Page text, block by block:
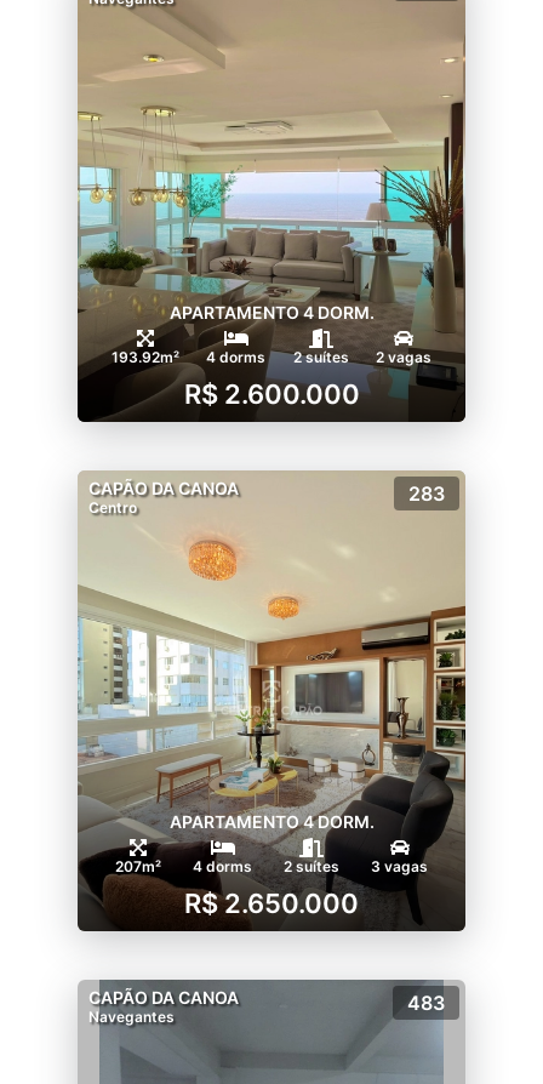
APARTAMENTO 4 DORM.
193.92m² 4 dorms 2 suítes 2 vagas
R$ 2.600.000
CAPÃO DA CANOA
Centro
283
APARTAMENTO 4 DORM.
207m² 4 dorms 2 suítes 3 vagas
R$ 2.650.000
CAPÃO DA CANOA
Navegantes
483